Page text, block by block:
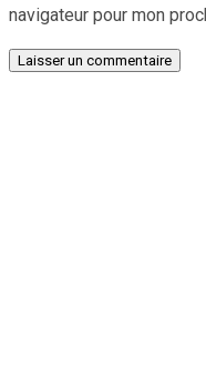
navigateur pour mon